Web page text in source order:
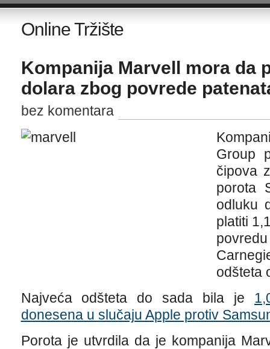
Online Tržište
Kompanija Marvell mora da
dolara zbog povrede
bez komentara
Group
čipova
porota
odluku
platiti
odšteta
Najveća odšteta do sada bila je
donesena u slučaju Apple protiv
Porota je utvrdila da je kompanija